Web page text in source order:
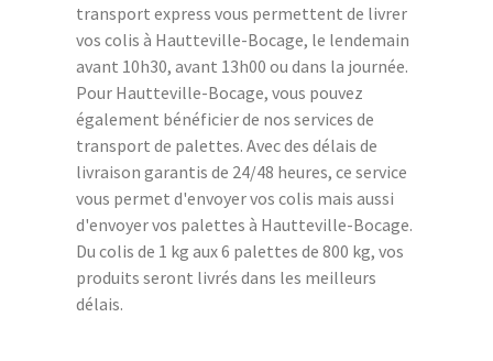
transport express vous permettent de livrer
vos colis à Hautteville-Bocage, le lendemain
avant 10h30, avant 13h00 ou dans la journée.
Pour Hautteville-Bocage, vous pouvez
également bénéficier de nos services de
transport de palettes. Avec des délais de
livraison garantis de 24/48 heures, ce service
vous permet d'envoyer vos colis mais aussi
d'envoyer vos palettes à Hautteville-Bocage.
Du colis de 1 kg aux 6 palettes de 800 kg, vos
produits seront livrés dans les meilleurs
délais.